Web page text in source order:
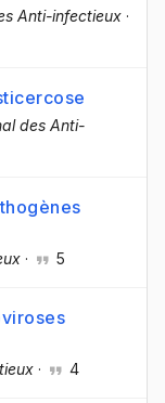
Anti-infectieux ·
des Anti-
· 5
· 4